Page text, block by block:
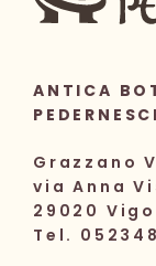
ANTICA
Grazzano
via Anna
29020
Tel.